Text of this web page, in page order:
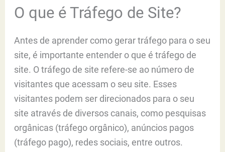
O que é Tráfego de Site?
Antes de aprender como gerar tráfego para o seu
site, é importante entender o que é tráfego de
site. O tráfego de site refere-se ao número de
visitantes que acessam o seu site. Esses
visitantes podem ser direcionados para o seu
site através de diversos canais, como pesquisas
orgânicas (tráfego orgânico), anúncios pagos
(tráfego pago), redes sociais, entre outros.